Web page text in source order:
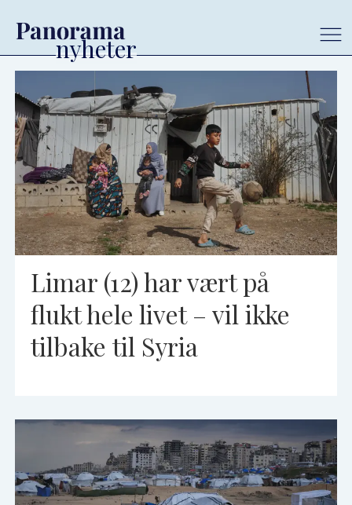
Tag:
syria
Limar (12) har vært på
flukt hele livet – vil ikke
tilbake til Syria